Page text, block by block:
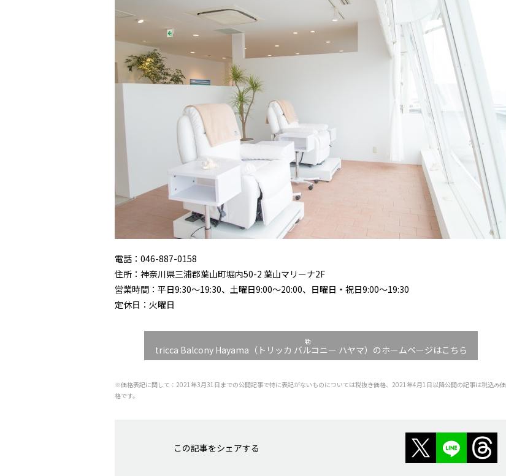
電話：046-887-0158
住所：神奈川県三浦郡葉山町堀内50-2 葉山マリーナ2F
営業時間：平日9:30～19:30、土曜日9:00～20:00、日曜日・祝日9:00～19:30
定休日：火曜日
tricca Balcony Hayama（トリッカ バルコニー ハヤマ）のホームページはこちら
※価格表記に関して：2021年3月31日までの公開記事で特に表記がないものについては税抜き価格、2021年4月1日以降公開の記事は税込み価
格です。
この記事をシェアする